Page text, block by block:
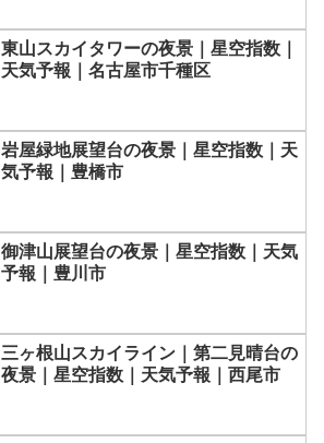
東山スカイタワーの夜景｜星空指数｜
天気予報｜名古屋市千種区
岩屋緑地展望台の夜景｜星空指数｜天
気予報｜豊橋市
御津山展望台の夜景｜星空指数｜天気
予報｜豊川市
三ヶ根山スカイライン｜第二見晴台の
夜景｜星空指数｜天気予報｜西尾市